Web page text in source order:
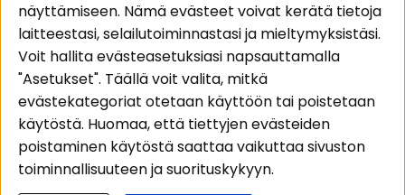
Alueet
Autohifi
Kotihifi
Uutuudet
Seuraa meitä
Instagram
Facebook
Youtube
Tiktok
näyttämiseen. Nämä evästeet voivat kerätä tietoja
laitteestasi, selailutoiminnastasi ja mieltymyksistäsi.
Voit hallita evästeasetuksiasi napsauttamalla
"Asetukset". Täällä voit valita, mitkä
evästekategoriat otetaan käyttöön tai poistetaan
käytöstä. Huomaa, että tiettyjen evästeiden
poistaminen käytöstä saattaa vaikuttaa sivuston
toiminnallisuuteen ja suorituskykyyn.